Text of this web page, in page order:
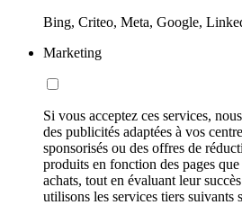
Bing, Criteo, Meta, Google,
Marketing
Si vous acceptez ces services,
des publicités adaptées à vos
sponsorisés ou des offres de
produits en fonction des pages
achats, tout en évaluant leur
utilisons les services tiers suivants